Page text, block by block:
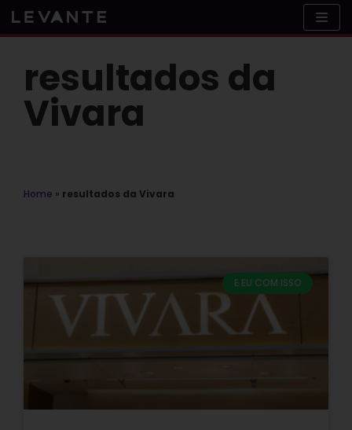
Skip
to
resultados da
Vivara
Home » resultados da Vivara
E EU COM ISSO